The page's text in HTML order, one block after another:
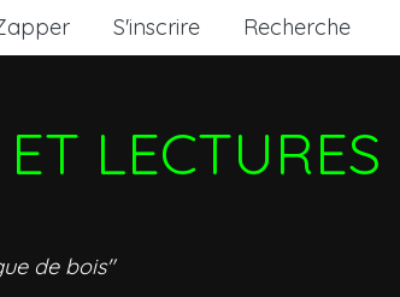
S'inscrire Recherche
LECTURES
de bois"